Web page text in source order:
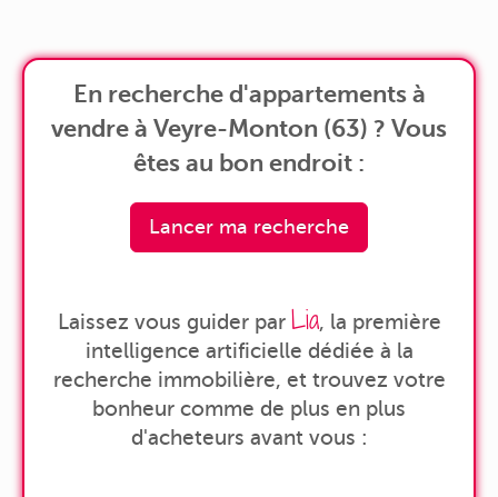
En recherche d'appartements à
vendre à Veyre-Monton (63) ? Vous
êtes au bon endroit :
Lancer ma recherche
Laissez vous guider par Lia, la première
intelligence artificielle dédiée à la
recherche immobilière, et trouvez votre
bonheur comme de plus en plus
d'acheteurs avant vous :